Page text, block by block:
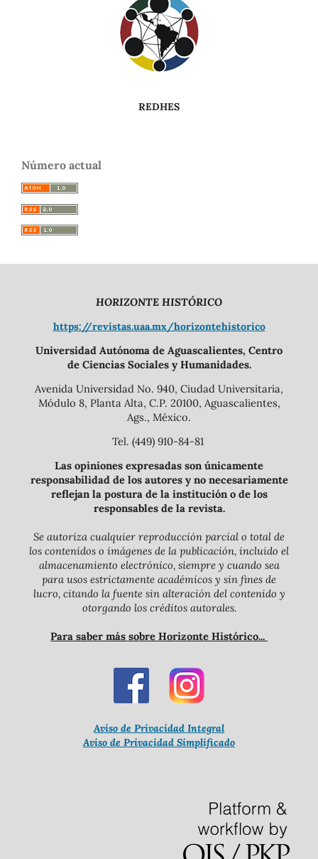
REDHES
Número actual
HORIZONTE HISTÓRICO
https://revistas.uaa.mx/horizontehistorico
Universidad Autónoma de Aguascalientes, Centro
de Ciencias Sociales y Humanidades.
Avenida Universidad No. 940, Ciudad Universitaria,
Módulo 8, Planta Alta, C.P. 20100, Aguascalientes,
Ags., México.
Tel. (449) 910-84-81
Las opiniones expresadas son únicamente
responsabilidad de los autores y no necesariamente
reflejan la postura de la institución o de los
responsables de la revista.
Se autoriza cualquier reproducción parcial o total de
los contenidos o imágenes de la publicación, incluido el
almacenamiento electrónico, siempre y cuando sea
para usos estrictamente académicos y sin fines de
lucro, citando la fuente sin alteración del contenido y
otorgando los créditos autorales.
Para saber más sobre Horizonte Histórico...
Aviso de Privacidad Integral
Aviso de Privacidad Simplificado